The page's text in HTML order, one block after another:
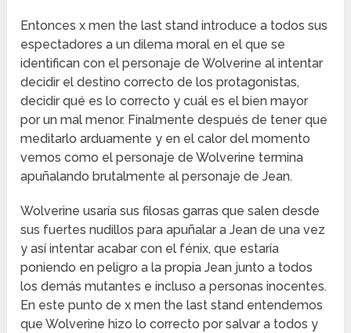
Entonces x men the last stand introduce a todos sus
espectadores a un dilema moral en el que se
identifican con el personaje de Wolverine al intentar
decidir el destino correcto de los protagonistas,
decidir qué es lo correcto y cuál es el bien mayor
por un mal menor. Finalmente después de tener que
meditarlo arduamente y en el calor del momento
vemos como el personaje de Wolverine termina
apuñalando brutalmente al personaje de Jean.
Wolverine usaría sus filosas garras que salen desde
sus fuertes nudillos para apuñalar a Jean de una vez
y así intentar acabar con el fénix, que estaría
poniendo en peligro a la propia Jean junto a todos
los demás mutantes e incluso a personas inocentes.
En este punto de x men the last stand entendemos
que Wolverine hizo lo correcto por salvar a todos y